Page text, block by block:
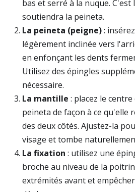
bas et serré à la nuque. C'est
soutiendra la peineta.
La peineta (peigne):
légèrement inclinée vers
en enfonçant les dents
Utilisez des épingles
nécessaire.
La mantille : placez le
peineta de façon à ce qu'elle
des deux côtés. Ajustez-la
visage et tombe
La fixation : utilisez une
broche au niveau de la
extrémités avant et